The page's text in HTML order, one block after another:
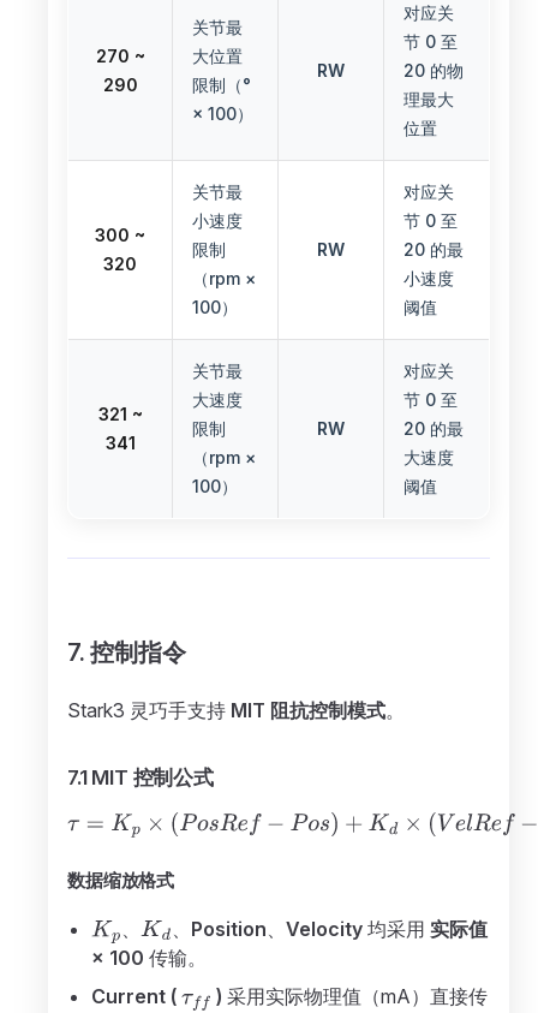
270 ~
290
关节最
大位置
限制（°
× 100）
RW
对应关
节 0 至
20 的物
理最大
位置
300 ~
320
关节最
小速度
限制
（rpm ×
100）
RW
对应关
节 0 至
20 的最
小速度
阈值
321 ~
341
关节最
大速度
限制
（rpm ×
100）
RW
对应关
节 0 至
20 的最
大速度
阈值
7. 控制指令
Stark3 灵巧手支持 MIT 阻抗控制模式。
7.1 MIT 控制公式
数据缩放格式
、 、 Position、 Velocity均采用 实际值
× 100 传输。
Current (
) 采用实际物理值（mA）直接传